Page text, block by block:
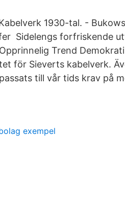
1930-tal. -
Sidelengs forfriskende
Trend
för Sieverts kabelverk.
till vår tids krav på
exempel